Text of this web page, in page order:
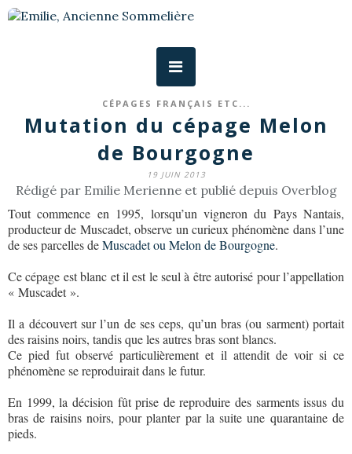
CÉPAGES FRANÇAIS ETC...
Mutation du cépage Melon
de Bourgogne
19 JUIN 2013
Rédigé par Emilie Merienne et publié depuis Overblog
Tout commence en 1995, lorsqu’un vigneron du Pays Nantais,
producteur de Muscadet, observe un curieux phénomène dans l’une
de ses parcelles deMuscadet ou Melon de Bourgogne.
Ce cépage est blanc et il est le seul à être autorisé pour l’appellation
« Muscadet ».
Il a découvert sur l’un de ses ceps, qu’un bras (ou sarment) portait
des raisins noirs, tandis que les autres bras sont blancs.
Ce pied fut observé particulièrement et il attendit de voir si ce
phénomène se reproduirait dans le futur.
En 1999, la décision fût prise de reproduire des sarments issus du
bras de raisins noirs, pour planter par la suite une quarantaine de
pieds.